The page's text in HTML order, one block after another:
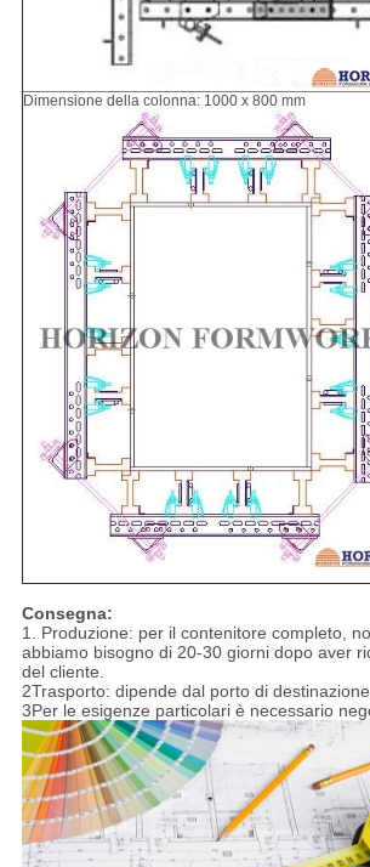
Dimensione della colonna: 1000 x 800 mm
Consegna:
1. Produzione: per il contenitore completo,
abbiamo bisogno di 20-30 giorni dopo aver
del cliente.
2Trasporto: dipende dal porto di
3Per le esigenze particolari è necessario